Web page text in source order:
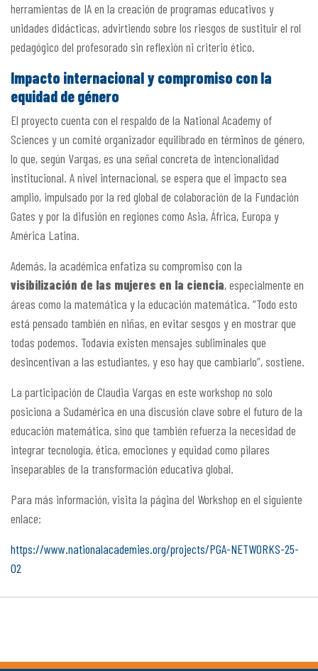
herramientas de IA en la creación de programas educativos y
unidades didácticas, advirtiendo sobre los riesgos de sustituir el rol
pedagógico del profesorado sin reflexión ni criterio ético.
Impacto internacional y compromiso con la
equidad de género
El proyecto cuenta con el respaldo de la National Academy of
Sciences y un comité organizador equilibrado en términos de género,
lo que, según Vargas, es una señal concreta de intencionalidad
institucional. A nivel internacional, se espera que el impacto sea
amplio, impulsado por la red global de colaboración de la Fundación
Gates y por la difusión en regiones como Asia, África, Europa y
América Latina.
Además, la académica enfatiza su compromiso con la
visibilización de las mujeres en la ciencia, especialmente en
áreas como la matemática y la educación matemática. “Todo esto
está pensado también en niñas, en evitar sesgos y en mostrar que
todas podemos. Todavía existen mensajes subliminales que
desincentivan a las estudiantes, y eso hay que cambiarlo”, sostiene.
La participación de Claudia Vargas en este workshop no solo
posiciona a Sudamérica en una discusión clave sobre el futuro de la
educación matemática, sino que también refuerza la necesidad de
integrar tecnología, ética, emociones y equidad como pilares
inseparables de la transformación educativa global.
Para más información, visita la página del Workshop en el siguiente
enlace:
https://www.nationalacademies.org/projects/PGA-NETWORKS-25-
02